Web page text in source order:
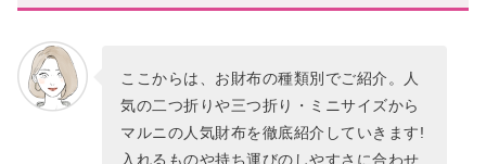
ここからは、お財布の種類別でご紹介。人
気の二つ折りや三つ折り・ミニサイズから
マルニの人気財布を徹底紹介していきます!
入れるものや持ち運びのしやすさに合わせ